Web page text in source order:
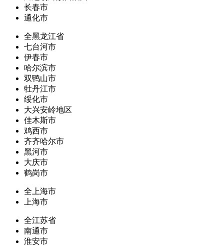
长春市
通化市
全黑龙江省
七台河市
伊春市
哈尔滨市
双鸭山市
牡丹江市
绥化市
大兴安岭地区
佳木斯市
鸡西市
齐齐哈尔市
黑河市
大庆市
鹤岗市
全上海市
上海市
全江苏省
南通市
淮安市